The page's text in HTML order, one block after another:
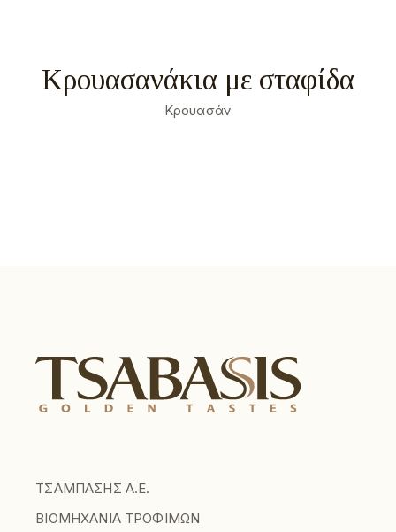
Κρουασανάκια με σταφίδα
Κρουασάν
ΤΣΑΜΠΑΣΗΣ Α.Ε.
ΒΙΟΜΗΧΑΝΙΑ ΤΡΟΦΙΜΩΝ